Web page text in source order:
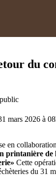
du
mars 2026 à
en
printanière
Cette
du 31